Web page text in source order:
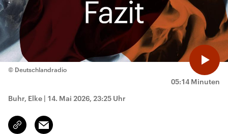
05:14 Minuten
© Deutschlandradio
Buhr, Elke | 14. Mai 2026, 23:25 Uhr
Link
kopieren/teilen
Email